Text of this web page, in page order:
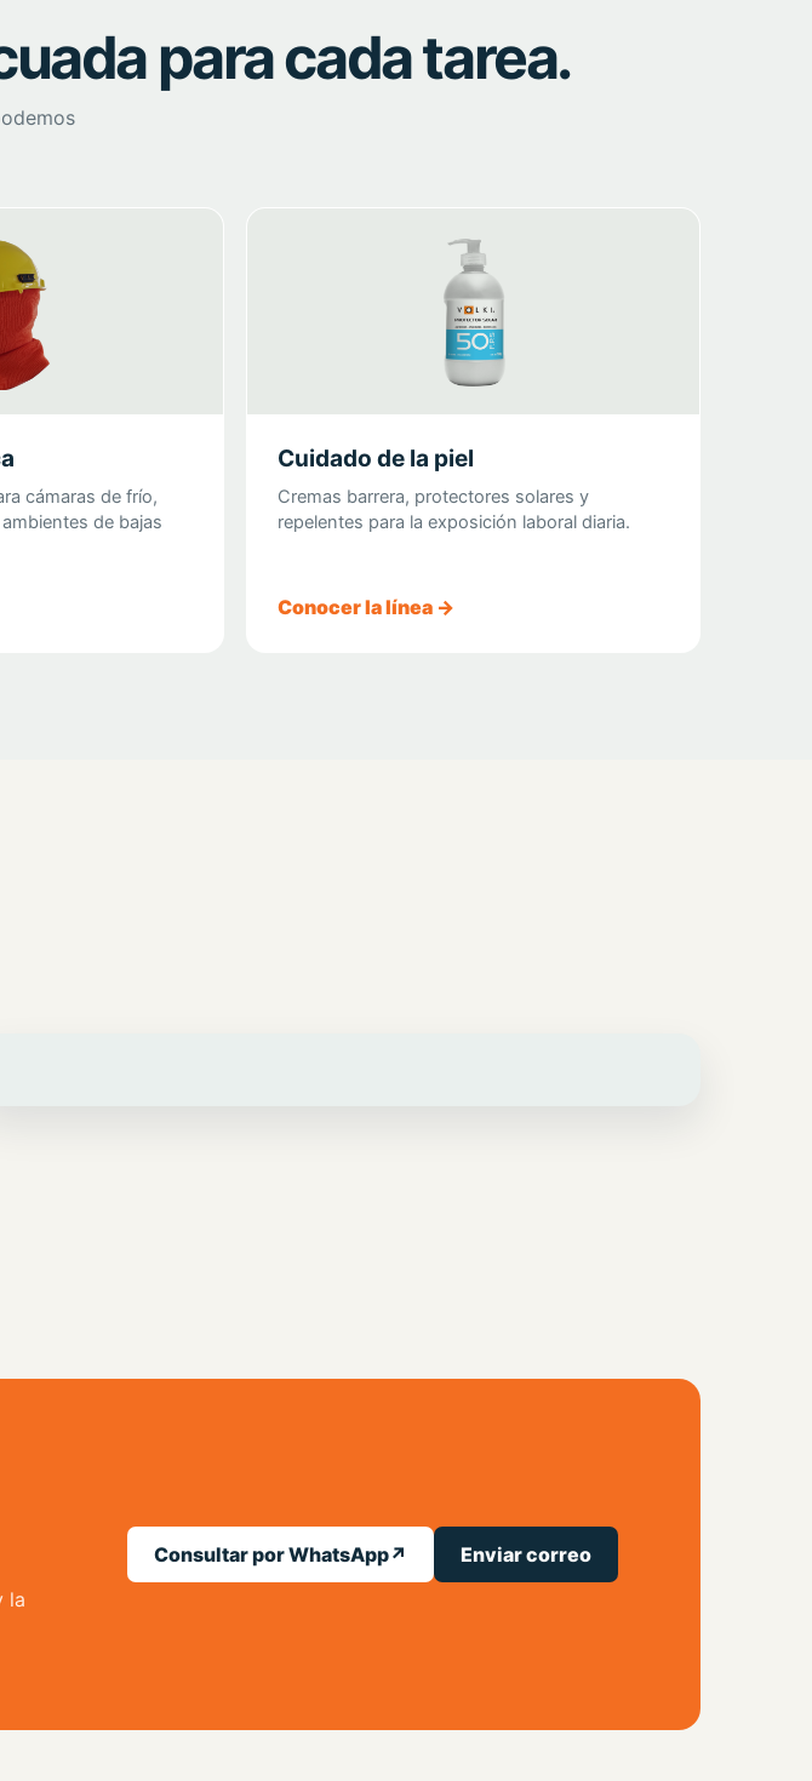
para cada tarea.
cámaras de frío,
de bajas
Cuidado de la piel
Cremas barrera, protectores solares y
repelentes para la exposición laboral diaria.
Conocer la línea →
la
Consultar por WhatsApp↗ Enviar correo